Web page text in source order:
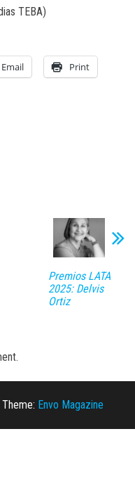
TEBA)
Email Print
Premios LATA
2025: Delvis
Ortiz
Theme: Envo Magazine